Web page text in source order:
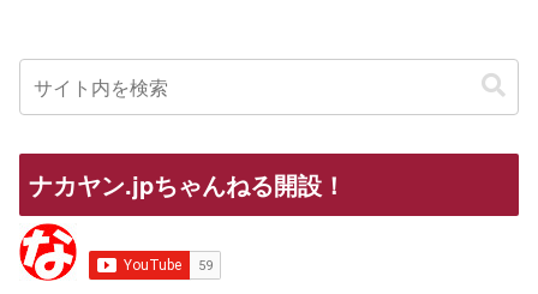
ナカヤン.jpちゃんねる開設！